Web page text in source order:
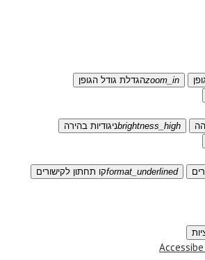
zoom_inהגדלת גודל הגופן
brightness_highניגודיות בהירה
format_underlinedקו תחתון לקישורים